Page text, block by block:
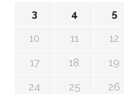
3
4 5
10
11 12
17
18 19
24
25 26